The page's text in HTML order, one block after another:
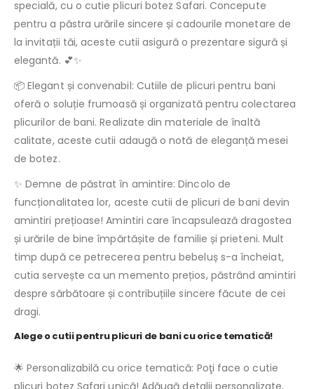
specială, cu o cutie plicuri botez Safari. Concepute
pentru a păstra urările sincere și cadourile monetare de
la invitații tăi, aceste cutii asigură o prezentare sigură și
elegantă. 💕✨
📦 Elegant și convenabil: Cutiile de plicuri pentru bani
oferă o soluție frumoasă și organizată pentru colectarea
plicurilor de bani. Realizate din materiale de înaltă
calitate, aceste cutii adaugă o notă de eleganță mesei
de botez.
✨ Demne de păstrat în amintire: Dincolo de
funcționalitatea lor, aceste cutii de plicuri de bani devin
amintiri prețioase! Amintiri care încapsulează dragostea
și urările de bine împărtășite de familie și prieteni. Mult
timp după ce petrecerea pentru bebeluș s-a încheiat,
cutia servește ca un memento prețios, păstrând amintiri
despre sărbătoare și contribuțiile sincere făcute de cei
dragi.
Alege o cutii pentru plicuri de bani cu orice tematică!
🌟 Personalizabilă cu orice tematică: Poţi face o cutie
plicuri botez Safari unică! Adăugă detalii personalizate,